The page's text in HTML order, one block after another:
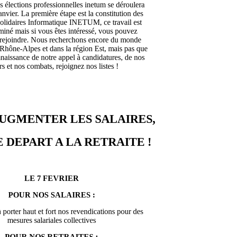
élections professionnelles inetum se déroulera
La première étape est la constitution des
Informatique INETUM, ce travail est
mais si vous êtes intéressé, vous pouvez
Nous recherchons encore du monde
Alpes et dans la région Est, mais pas que
de notre appel à candidatures, de nos
et nos combats, rejoignez nos listes !
LES SALAIRES,
DEPART A LA RETRAITE !
LE 7 FEVRIER
POUR NOS SALAIRES :
porter haut et fort nos revendications pour des
mesures salariales collectives